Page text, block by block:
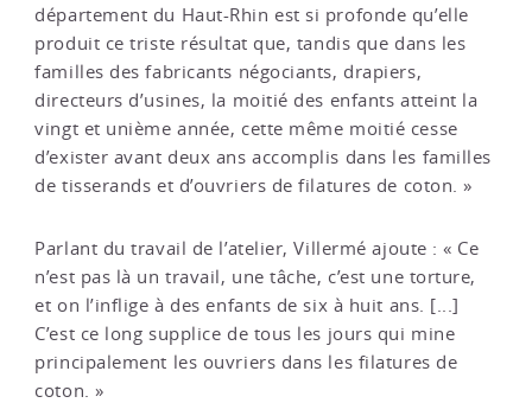
département du Haut-Rhin est si profonde qu’elle
produit ce triste résultat que, tandis que dans les
familles des fabricants négociants, drapiers,
directeurs d’usines, la moitié des enfants atteint la
vingt et unième année, cette même moitié cesse
d’exister avant deux ans accomplis dans les familles
de tisserands et d’ouvriers de filatures de coton. »
Parlant du travail de l’atelier, Villermé ajoute : « Ce
n’est pas là un travail, une tâche, c’est une torture,
et on l’inflige à des enfants de six à huit ans. [...]
C’est ce long supplice de tous les jours qui mine
principalement les ouvriers dans les filatures de
coton. »